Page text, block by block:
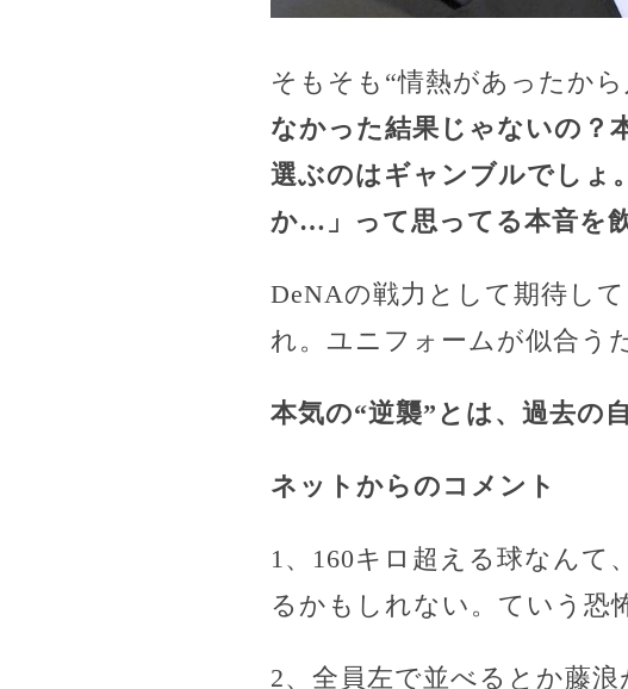
そもそも“情熱があったか
なかった結果じゃないの？
選ぶのはギャンブルでしょ
か…」って思ってる本音を
DeNAの戦力として期待し
れ。ユニフォームが似合う
本気の“逆襲”とは、過去の
ネットからのコメント
1、160キロ超える球なんて
るかもしれない。ていう恐
2、全員左で並べるとか藤